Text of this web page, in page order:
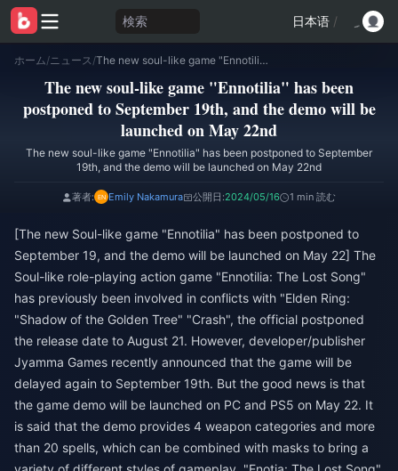
検索 日本语 /
ホーム/ニュース / The new soul-like game "Ennotilia" has been postponed to September 19th, and the demo will be launched on May 22nd
The new soul-like game "Ennotilia" has been
postponed to September 19th, and the demo will be
launched on May 22nd
The new soul-like game "Ennotilia" has been postponed to September
19th, and the demo will be launched on May 22nd
著者: Emily Nakamura 公開日:2024/05/16 1 min 読む
[The new Soul-like game "Ennotilia" has been postponed to
September 19, and the demo will be launched on May 22] The
Soul-like role-playing action game "Ennotilia: The Lost Song"
has previously been involved in conflicts with "Elden Ring:
"Shadow of the Golden Tree" "Crash", the official postponed
the release date to August 21. However, developer/publisher
Jyamma Games recently announced that the game will be
delayed again to September 19th. But the good news is that
the game demo will be launched on PC and PS5 on May 22. It
is said that the demo provides 4 weapon categories and more
than 20 spells, which can be combined with masks to bring a